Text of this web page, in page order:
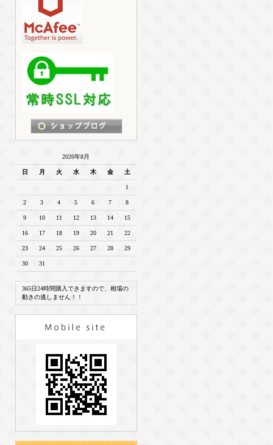
2026年8月
日 月 火 水 木 金 土
1
2 3 4 5 6 7 8
9 10 11 12 13 14 15
16 17 18 19 20 21 22
23 24 25 26 27 28 29
30 31
365日24時間購入できますので、相場の
動きの逃しません！！